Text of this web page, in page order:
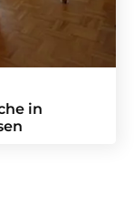
in